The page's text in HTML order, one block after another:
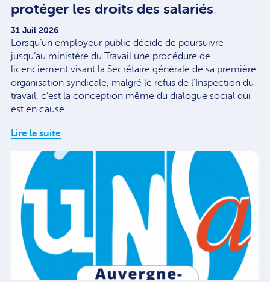
protéger les droits des salariés
31 Juil 2026
Lorsqu’un employeur public décide de poursuivre
jusqu’au ministère du Travail une procédure de
licenciement visant la Secrétaire générale de sa première
organisation syndicale, malgré le refus de l’Inspection du
travail, c’est la conception même du dialogue social qui
est en cause.
Lire la suite